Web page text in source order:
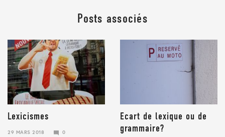
Posts associés
Lexicismes
29 MARS 2018
0
Ecart de lexique ou de
grammaire?